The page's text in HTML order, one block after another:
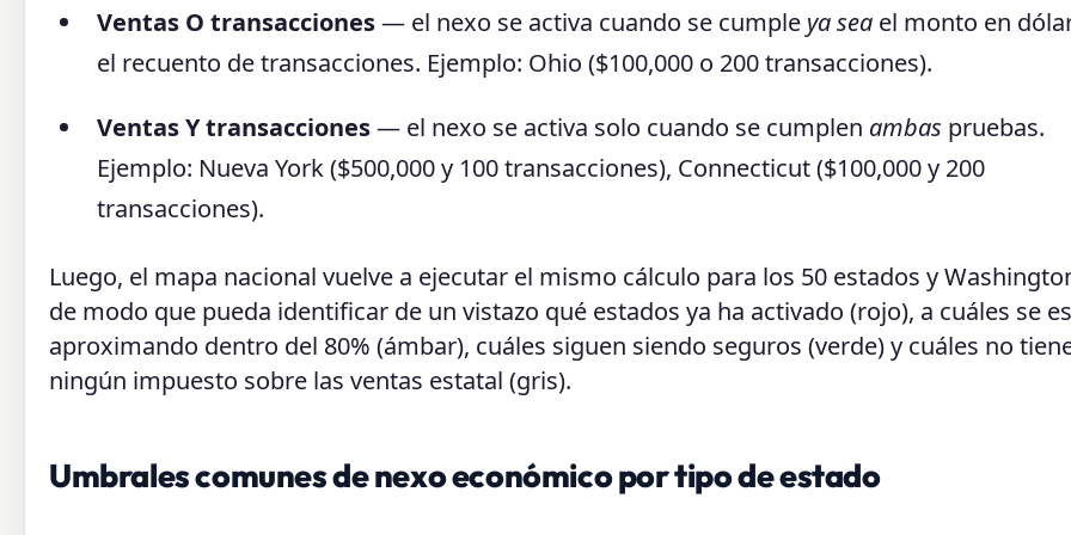
Ventas O transacciones— el nexo se activa cuando se cumple ya sea el monto en
el recuento de transacciones. Ejemplo: Ohio ($100,000 o 200 transacciones).
Ventas Y transacciones— el nexo se activa solo cuando se cumplen ambas pruebas.
Ejemplo: Nueva York ($500,000 y 100 transacciones), Connecticut ($100,000 y 200
transacciones).
Luego, el mapa nacional vuelve a ejecutar el mismo cálculo para los 50 estados y
de modo que pueda identificar de un vistazo qué estados ya ha activado (rojo), a cuáles se
aproximando dentro del 80% (ámbar), cuáles siguen siendo seguros (verde) y cuáles no
ningún impuesto sobre las ventas estatal (gris).
Umbrales comunes de nexo económico por tipo de estado